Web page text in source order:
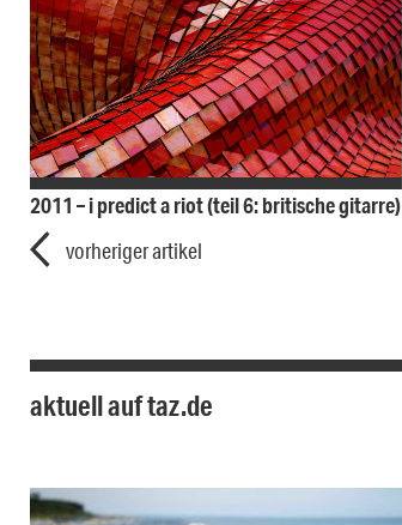
2011 – i predict a riot (teil 6: britische gitarre)
vorheriger artikel
aktuell auf taz.de